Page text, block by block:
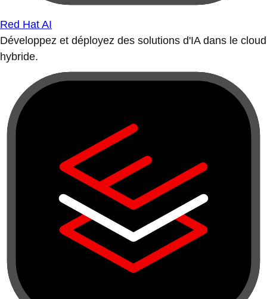
Red Hat AI
Développez et déployez des solutions d'IA dans le cloud
hybride.